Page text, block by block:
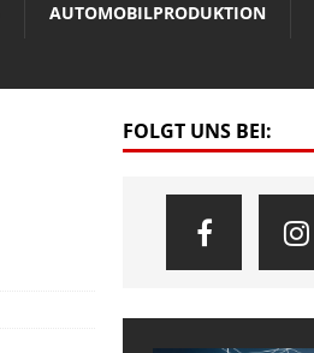
AUTOMOBILPRODUKTION
FOLGT UNS BEI: